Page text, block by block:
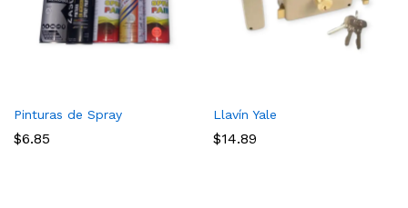
Pinturas de Spray
$6.85
Llavín Yale
$14.89